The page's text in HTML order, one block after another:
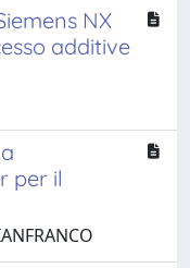
NX
additive
per il